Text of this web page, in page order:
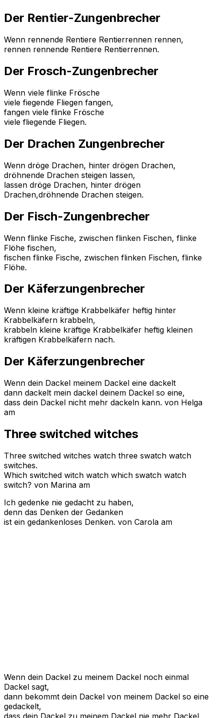
Der Rentier-Zungenbrecher
Wenn rennende Rentiere Rentierrennen rennen,
rennen rennende Rentiere Rentierrennen.
Der Frosch-Zungenbrecher
Wenn viele flinke Frösche
viele fiegende Fliegen fangen,
fangen viele flinke Frösche
viele fliegende Fliegen.
Der Drachen Zungenbrecher
Wenn dröge Drachen, hinter drögen Drachen,
dröhnende Drachen steigen lassen,
lassen dröge Drachen, hinter drögen
Drachen,dröhnende Drachen steigen.
Der Fisch-Zungenbrecher
Wenn flinke Fische, zwischen flinken Fischen, flinke
Flöhe fischen,
fischen flinke Fische, zwischen flinken Fischen, flinke
Flöhe.
Der Käferzungenbrecher
Wenn kleine kräftige Krabbelkäfer heftig hinter
Krabbelkäfern krabbeln,
krabbeln kleine kräftige Krabbelkäfer heftig kleinen
kräftigen Krabbelkäfern nach.
Der Käferzungenbrecher
Wenn dein Dackel meinem Dackel eine dackelt
dann dackelt mein dackel deinem Dackel so eine,
dass dein Dackel nicht mehr dackeln kann. von Helga
am
Three switched witches
Three switched witches watch three swatch watch
switches.
Which switched witch watch which swatch watch
switch? von Marina am
Ich gedenke nie gedacht zu haben,
denn das Denken der Gedanken
ist ein gedankenloses Denken. von Carola am
Wenn dein Dackel zu meinem Dackel noch einmal
Dackel sagt,
dann bekommt dein Dackel von meinem Dackel so eine
gedackelt,
dass dein Dackel zu meinem Dackel nie mehr Dackel